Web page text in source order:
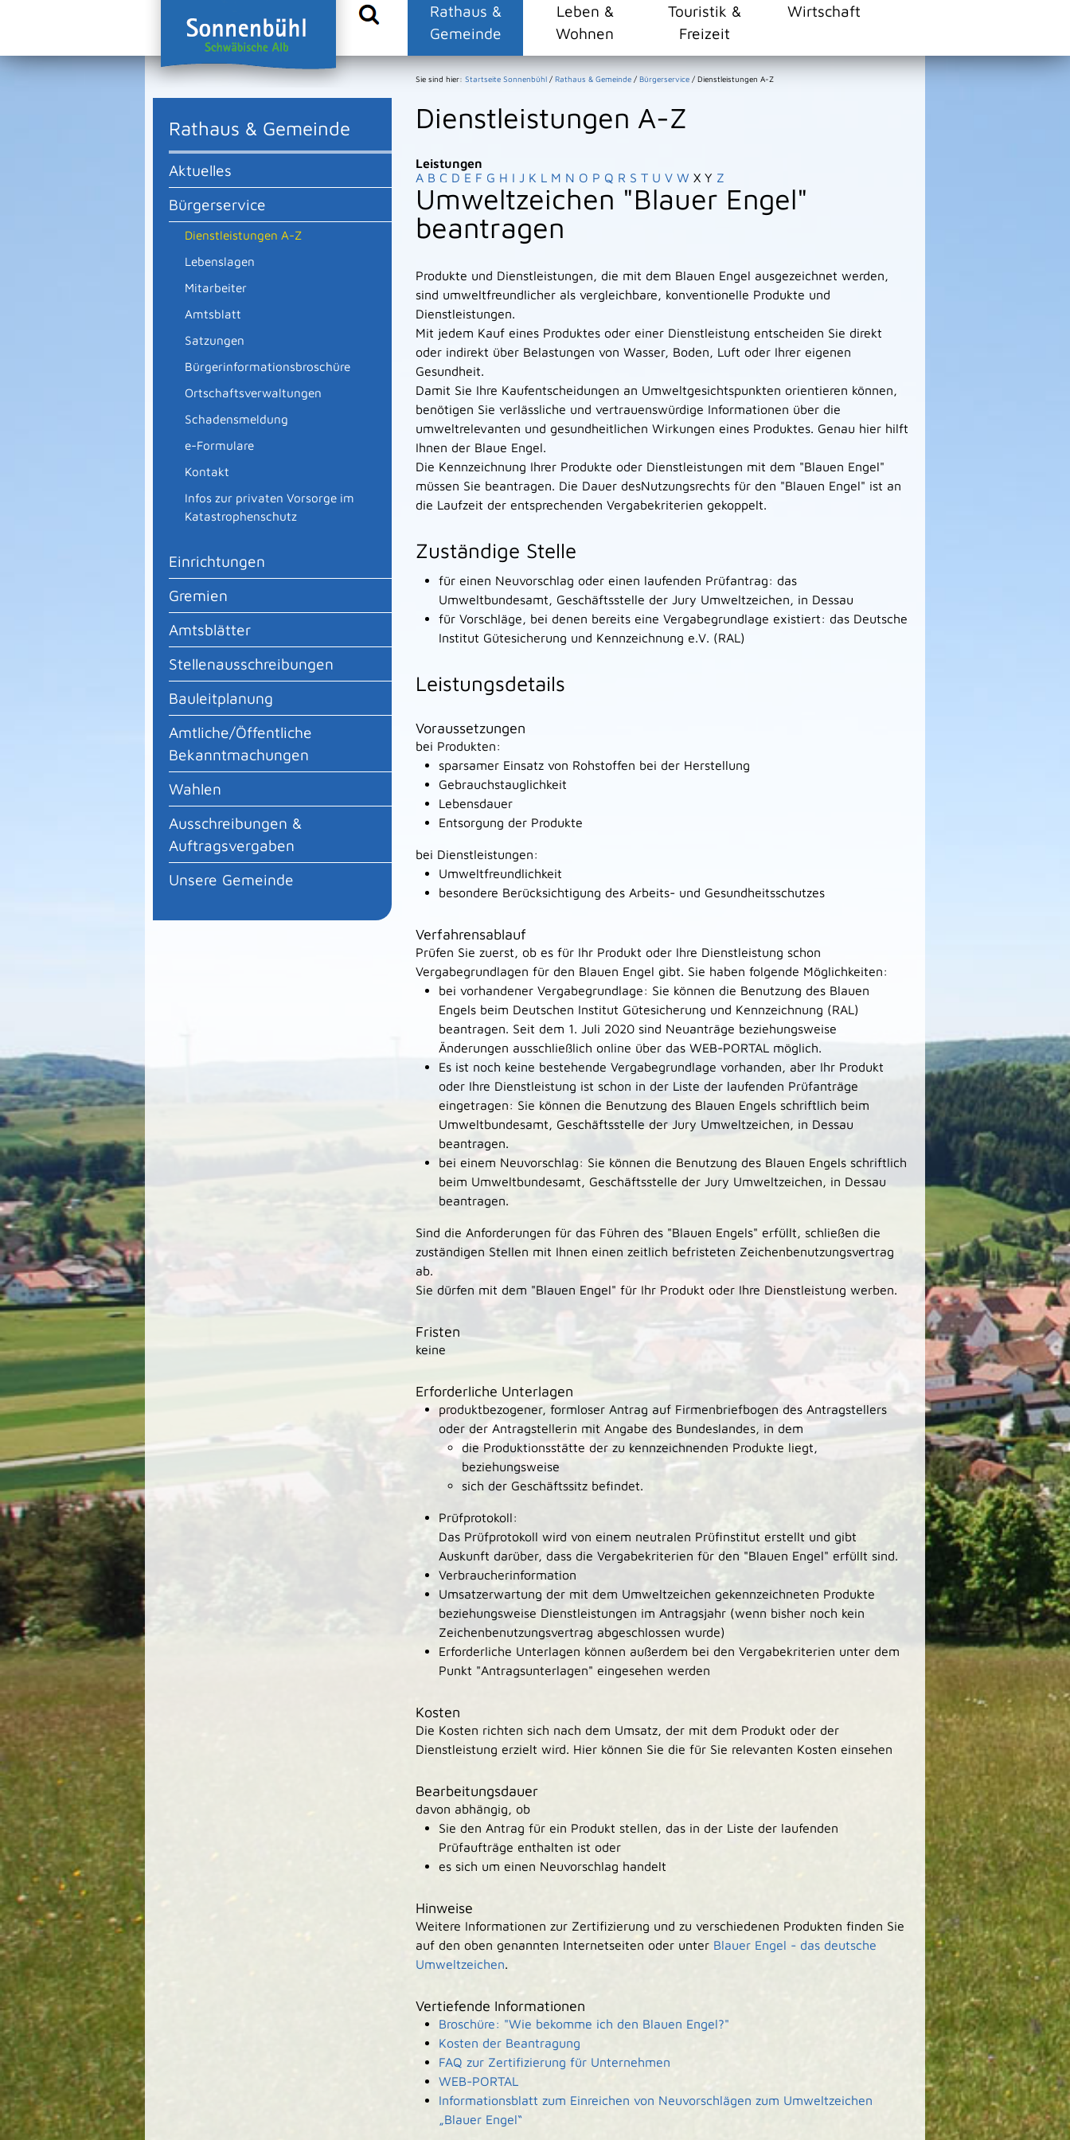
Rathaus &
Gemeinde
Leben &
Wohnen
Touristik &
Freizeit
Wirtschaft
Rathaus & Gemeinde
Aktuelles
Bürgerservice
Dienstleistungen A-Z
Lebenslagen
Mitarbeiter
Amtsblatt
Satzungen
Bürgerinformationsbroschüre
Ortschaftsverwaltungen
Schadensmeldung
e-Formulare
Kontakt
Infos zur privaten Vorsorge im
Katastrophenschutz
Einrichtungen
Gremien
Amtsblätter
Stellenausschreibungen
Bauleitplanung
Amtliche/Öffentliche
Bekanntmachungen
Wahlen
Ausschreibungen &
Auftragsvergaben
Unsere Gemeinde
Sie sind hier: Startseite Sonnenbühl / Rathaus & Gemeinde / Bürgerservice / Dienstleistungen A-Z
Dienstleistungen A-Z
Leistungen
A B C D E F G H I J K L M N O P Q R S T U V W X Y Z
Umweltzeichen "Blauer Engel"
beantragen
Produkte und Dienstleistungen, die mit dem Blauen Engel ausgezeichnet werden,
sind umweltfreundlicher als vergleichbare, konventionelle Produkte und
Dienstleistungen.
Mit jedem Kauf eines Produktes oder einer Dienstleistung entscheiden Sie direkt
oder indirekt über Belastungen von Wasser, Boden, Luft oder Ihrer eigenen
Gesundheit.
Damit Sie Ihre Kaufentscheidungen an Umweltgesichtspunkten orientieren können,
benötigen Sie verlässliche und vertrauenswürdige Informationen über die
umweltrelevanten und gesundheitlichen Wirkungen eines Produktes. Genau hier hilft
Ihnen der Blaue Engel.
Die Kennzeichnung Ihrer Produkte oder Dienstleistungen mit dem "Blauen Engel"
müssen Sie beantragen. Die Dauer desNutzungsrechts für den "Blauen Engel" ist an
die Laufzeit der entsprechenden Vergabekriterien gekoppelt.
Zuständige Stelle
für einen Neuvorschlag oder einen laufenden Prüfantrag: das
Umweltbundesamt, Geschäftsstelle der Jury Umweltzeichen, in Dessau
für Vorschläge, bei denen bereits eine Vergabegrundlage existiert: das Deutsche
Institut Gütesicherung und Kennzeichnung e.V. (RAL)
Leistungsdetails
Voraussetzungen
bei Produkten:
sparsamer Einsatz von Rohstoffen bei der Herstellung
Gebrauchstauglichkeit
Lebensdauer
Entsorgung der Produkte
bei Dienstleistungen:
Umweltfreundlichkeit
besondere Berücksichtigung des Arbeits- und Gesundheitsschutzes
Verfahrensablauf
Prüfen Sie zuerst, ob es für Ihr Produkt oder Ihre Dienstleistung schon
Vergabegrundlagen für den Blauen Engel gibt. Sie haben folgende Möglichkeiten:
bei vorhandener Vergabegrundlage: Sie können die Benutzung des Blauen
Engels beim Deutschen Institut Gütesicherung und Kennzeichnung (RAL)
beantragen. Seit dem 1. Juli 2020 sind Neuanträge beziehungsweise
Änderungen ausschließlich online über das WEB-PORTAL möglich.
Es ist noch keine bestehende Vergabegrundlage vorhanden, aber Ihr Produkt
oder Ihre Dienstleistung ist schon in der Liste der laufenden Prüfanträge
eingetragen: Sie können die Benutzung des Blauen Engels schriftlich beim
Umweltbundesamt, Geschäftsstelle der Jury Umweltzeichen, in Dessau
beantragen.
bei einem Neuvorschlag: Sie können die Benutzung des Blauen Engels schriftlich
beim Umweltbundesamt, Geschäftsstelle der Jury Umweltzeichen, in Dessau
beantragen.
Sind die Anforderungen für das Führen des "Blauen Engels" erfüllt, schließen die
zuständigen Stellen mit Ihnen einen zeitlich befristeten Zeichenbenutzungsvertrag
ab.
Sie dürfen mit dem "Blauen Engel" für Ihr Produkt oder Ihre Dienstleistung werben.
Fristen
keine
Erforderliche Unterlagen
produktbezogener, formloser Antrag auf Firmenbriefbogen des Antragstellers
oder der Antragstellerin mit Angabe des Bundeslandes, in dem
die Produktionsstätte der zu kennzeichnenden Produkte liegt,
beziehungsweise
sich der Geschäftssitz befindet.
Prüfprotokoll:
Das Prüfprotokoll wird von einem neutralen Prüfinstitut erstellt und gibt
Auskunft darüber, dass die Vergabekriterien für den "Blauen Engel" erfüllt sind.
Verbraucherinformation
Umsatzerwartung der mit dem Umweltzeichen gekennzeichneten Produkte
beziehungsweise Dienstleistungen im Antragsjahr (wenn bisher noch kein
Zeichenbenutzungsvertrag abgeschlossen wurde)
Erforderliche Unterlagen können außerdem bei den Vergabekriterien unter dem
Punkt "Antragsunterlagen" eingesehen werden
Kosten
Die Kosten richten sich nach dem Umsatz, der mit dem Produkt oder der
Dienstleistung erzielt wird. Hier können Sie die für Sie relevanten Kosten einsehen
Bearbeitungsdauer
davon abhängig, ob
Sie den Antrag für ein Produkt stellen, das in der Liste der laufenden
Prüfaufträge enthalten ist oder
es sich um einen Neuvorschlag handelt
Hinweise
Weitere Informationen zur Zertifizierung und zu verschiedenen Produkten finden Sie
auf den oben genannten Internetseiten oder unter Blauer Engel - das deutsche
Umweltzeichen.
Vertiefende Informationen
Broschüre: "Wie bekomme ich den Blauen Engel?"
Kosten der Beantragung
FAQ zur Zertifizierung für Unternehmen
WEB-PORTAL
Informationsblatt zum Einreichen von Neuvorschlägen zum Umweltzeichen
„Blauer Engel“